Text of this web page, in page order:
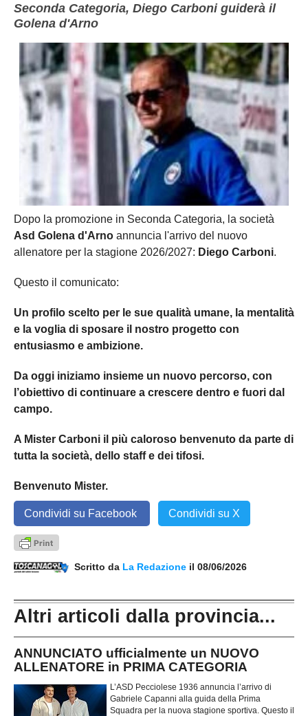
Seconda Categoria, Diego Carboni guiderà il
Golena d'Arno
Dopo la promozione in Seconda Categoria, la società
Asd Golena d'Arno annuncia l'arrivo del nuovo
allenatore per la stagione 2026/2027: Diego Carboni.
Questo il comunicato:
Un profilo scelto per le sue qualità umane, la mentalità
e la voglia di sposare il nostro progetto con
entusiasmo e ambizione.
Da oggi iniziamo insieme un nuovo percorso, con
l’obiettivo di continuare a crescere dentro e fuori dal
campo.
A Mister Carboni il più caloroso benvenuto da parte di
tutta la società, dello staff e dei tifosi.
Benvenuto Mister.
Condividi su Facebook Condividi su X
Scritto da La Redazione il 08/06/2026
Altri articoli dalla provincia...
ANNUNCIATO ufficialmente un NUOVO
ALLENATORE in PRIMA CATEGORIA
L’ASD Pecciolese 1936 annuncia l’arrivo di
Gabriele Capanni alla guida della Prima
Squadra per la nuova stagione sportiva. Questo il